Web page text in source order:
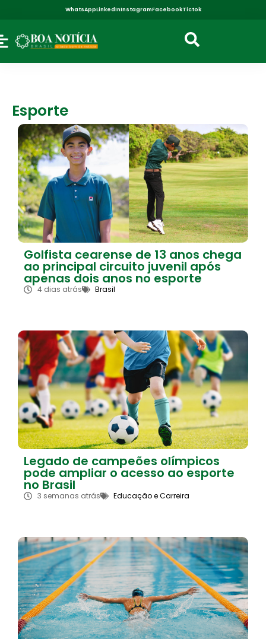
WhatsAppLinkedInInstagramFacebookTictok
Esporte
Golfista cearense de 13 anos chega
ao principal circuito juvenil após
apenas dois anos no esporte
4 dias atrás Brasil
Legado de campeões olímpicos
pode ampliar o acesso ao esporte
no Brasil
3 semanas atrás Educação e Carreira